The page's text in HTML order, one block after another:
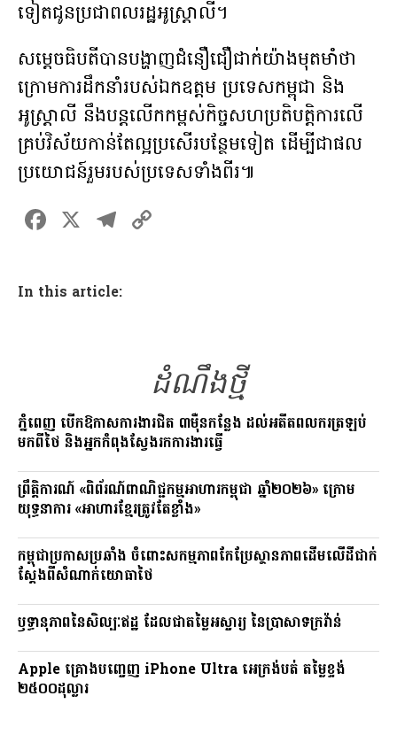
ទៀតជូនប្រជាពលរដ្ឋអូស្ត្រាលី។
សម្តេចធិបតីបានបង្ហាញជំនឿជឿជាក់យ៉ាងមុតមាំថា
ក្រោមការដឹកនាំរបស់ឯកឧត្តម ប្រទេសកម្ពុជា និង
អូស្រ្តាលី នឹងបន្តលើកកម្ពស់កិច្ចសហប្រតិបត្តិការលើ
គ្រប់វិស័យកាន់តែល្អប្រសើរបន្ថែមទៀត ដើម្បីជាផល
ប្រយោជន៍រួមរបស់ប្រទេសទាំងពីរ៕
F
ce
b
X T
gr
n
k
In this article:
ដំណឹងថ្មី
ភ្នំពេញ បើកឱកាសការងារជិត ៣ម៉ឺនកន្លែង ដល់អតីតពលករត្រឡប់
មកពីថៃ និងអ្នកកំពុងស្វែងរកការងារធ្វើ
ព្រឹត្តិការណ៍ «ពិព័រណ៍ពាណិជ្ជកម្មអាហារកម្ពុជា ឆ្នាំ២០២៦» ក្រោម
យុទ្ធនាការ «អាហារខ្មែរត្រូវតែខ្លាំង»
កម្ពុជាប្រកាសប្រឆាំង ចំពោះសកម្មភាពកែប្រែស្ថានភាពដើមលើដីជាក់
ស្តែងពីសំណាក់យោធាថៃ
ឫទ្ធានុភាពនៃសិល្បៈឥដ្ឋ ដែលជាតម្លៃអស្ចារ្យ នៃប្រាសាទក្រវ៉ាន់
Apple គ្រោងបញ្ចេញ iPhone Ultra អេក្រង់បត់ តម្លៃខ្ទង់
២៥០០ដុល្លារ